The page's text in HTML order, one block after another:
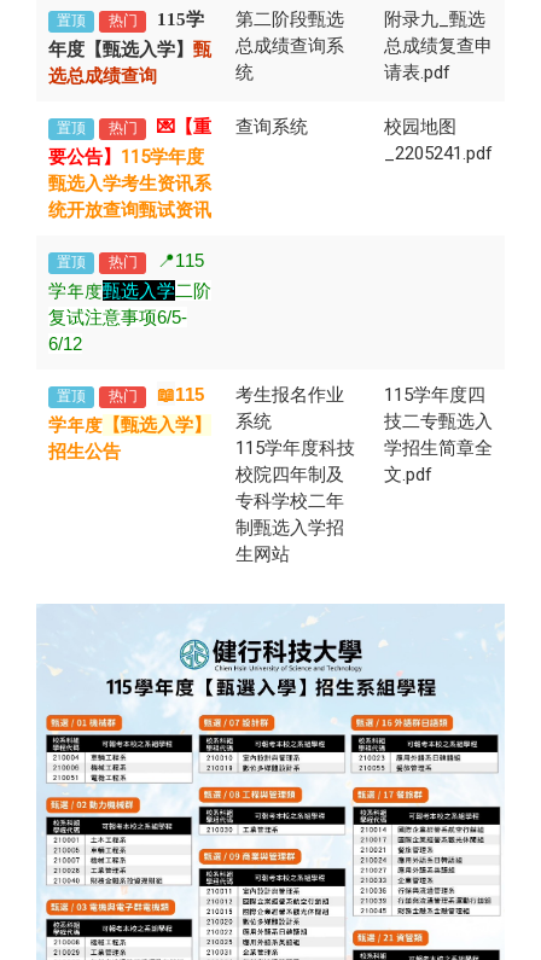
置顶 热门
115学
年度【甄选入学】 甄
选总成绩查询
第二阶段甄选
总成绩查询系
统
附录九_甄选
总成绩复查申
请表.pdf
置顶 热门
💌【重
要公告】 115学年度
甄选入学考生资讯系
统开放查询甄试资讯
查询系统
校园地图
_2205241.pdf
置顶 热门
📍115
学年度甄选入学二阶
复试注意事项6/5-
6/12
置顶 热门 📖115
学年度 【甄选入学】
招生公告
考生报名作业
系统
115学年度科技
校院四年制及
专科学校二年
制甄选入学招
生网站
115学年度四
技二专甄选入
学招生简章全
文.pdf